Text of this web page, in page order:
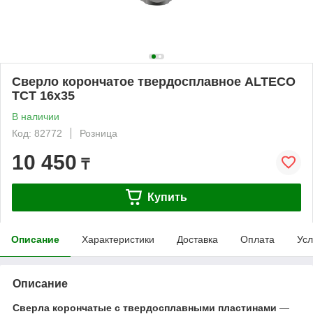
Сверло корончатое твердосплавное ALTECO
TCT 16х35
В наличии
Код: 82772
Розница
10 450 ₸
Купить
Описание Характеристики Доставка Оплата
Описание
Сверла корончатые с твердосплавными пластинами —